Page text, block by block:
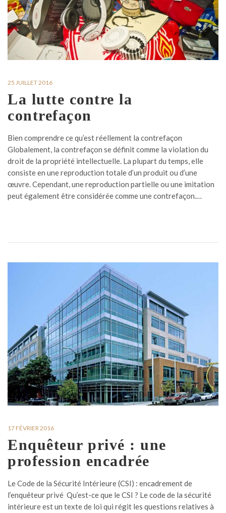
25 JUILLET 2016
La lutte contre la
contrefaçon
Bien comprendre ce qu’est réellement la contrefaçon
Globalement, la contrefaçon se définit comme la violation du
droit de la propriété intellectuelle. La plupart du temps, elle
consiste en une reproduction totale d’un produit ou d’une
œuvre. Cependant, une reproduction partielle ou une imitation
peut également être considérée comme une contrefaçon.…
17 FÉVRIER 2016
Enquêteur privé : une
profession encadrée
Le Code de la Sécurité Intérieure (CSI) : encadrement de
l’enquêteur privé Qu’est-ce que le CSI ? Le code de la sécurité
intérieure est un texte de loi qui régit les questions relatives à